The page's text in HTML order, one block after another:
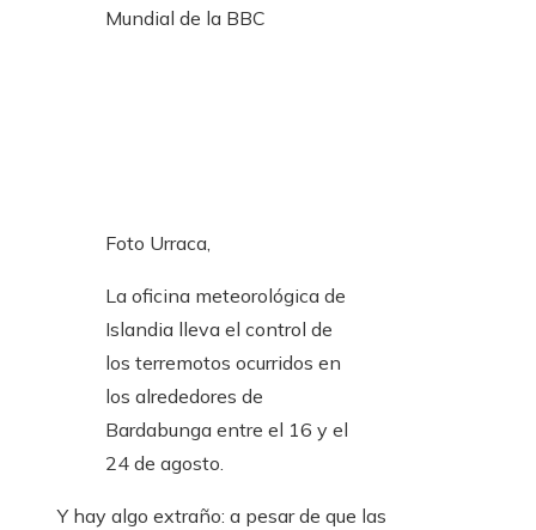
Mundial de la BBC
Foto Urraca,
La oficina meteorológica de
Islandia lleva el control de
los terremotos ocurridos en
los alrededores de
Bardabunga entre el 16 y el
24 de agosto.
Y hay algo extraño: a pesar de que las